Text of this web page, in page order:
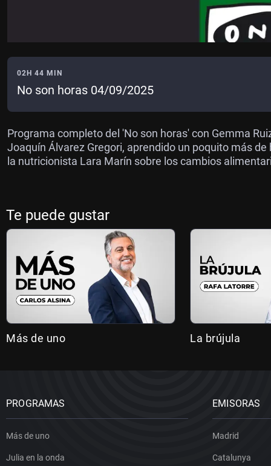
02H 44 MIN
No son horas 04/09/2025
Programa completo del 'No son horas' con Gemma
Joaquín Álvarez Gregori, aprendido un poquito más
la nutricionista Lara Marín sobre los cambios
Te puede gustar
Más de uno La brújula
PROGRAMAS
Más de uno
Julia en la onda
EMISORAS
Madrid
Catalunya